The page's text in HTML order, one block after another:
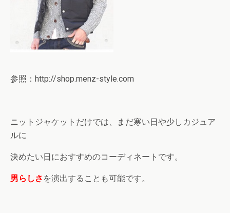
参照：http://shop.menz-style.com
ニットジャケットだけでは、まだ寒い日や少しカジュア
ルに
決めたい日におすすめのコーディネートです。
男らしさ を演出することも可能です。